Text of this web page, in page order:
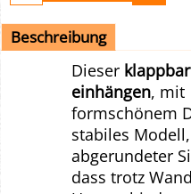
Beschreibung
Dieser
einhängen, mit
formschönem
stabiles
abgerundeter
dass trotz